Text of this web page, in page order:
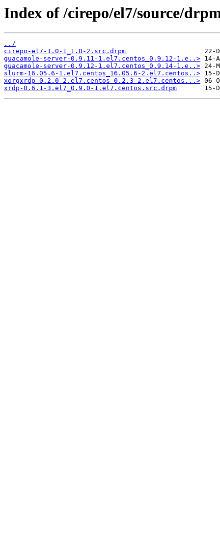
Index of /cirepo/el7/source/
../
cirepo-el7-1.0-1_1.0-2.src.drpm
guacamole-server-0.9.11-1.el7.centos_0.9.12-1.e..>
guacamole-server-0.9.12-1.el7.centos_0.9.14-1.e..>
slurm-16.05.6-1.el7.centos_16.05.6-2.el7.centos..>
xorgxrdp-0.2.0-2.el7.centos_0.2.3-2.el7.centos...>
xrdp-0.6.1-3.el7_0.9.0-1.el7.centos.src.drpm